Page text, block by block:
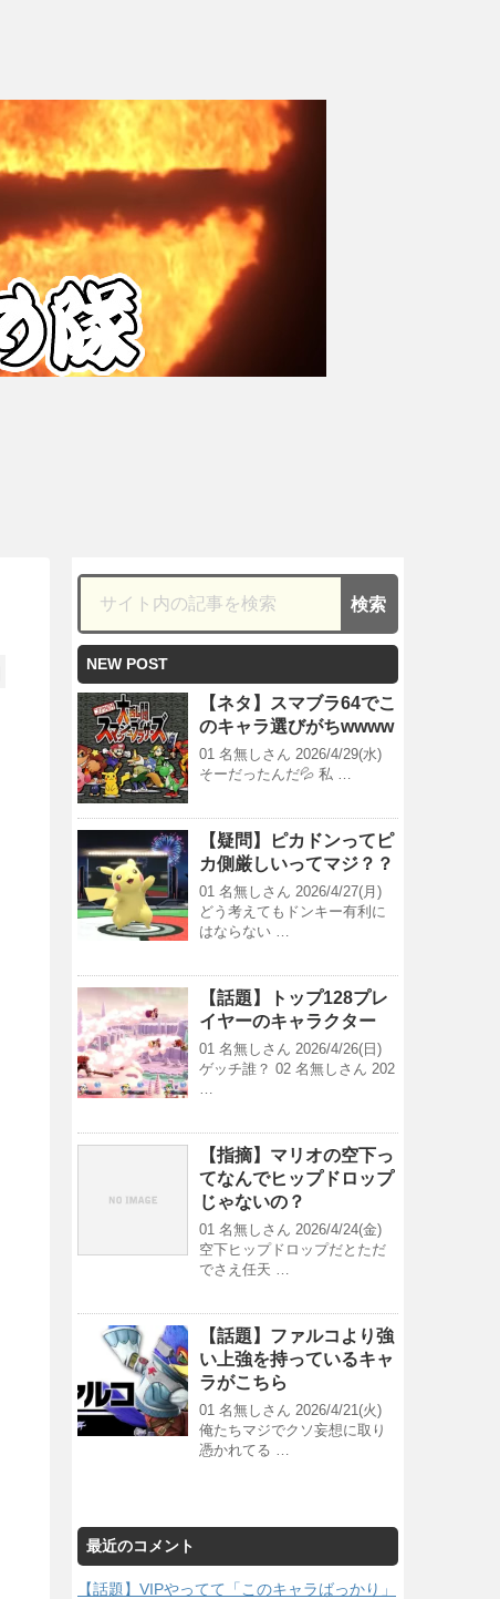
NEW POST
【ネタ】スマブラ64でこ
のキャラ選びがちwwww
01 名無しさん 2026/4/29(水)
そーだったんだ💦 私 …
【疑問】ピカドンってピ
カ側厳しいってマジ？？
01 名無しさん 2026/4/27(月)
どう考えてもドンキー有利に
はならない …
【話題】トップ128プレ
イヤーのキャラクター
01 名無しさん 2026/4/26(日)
ゲッチ誰？ 02 名無しさん 202
…
【指摘】マリオの空下っ
てなんでヒップドロップ
じゃないの？
01 名無しさん 2026/4/24(金)
空下ヒップドロップだとただ
でさえ任天 …
【話題】ファルコより強
い上強を持っているキャ
ラがこちら
01 名無しさん 2026/4/21(火)
俺たちマジでクソ妄想に取り
憑かれてる …
最近のコメント
【話題】VIPやってて「このキャラばっかり」